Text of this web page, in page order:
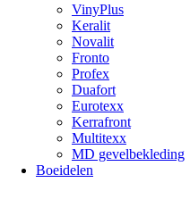
VinyPlus
Keralit
Novalit
Fronto
Profex
Duafort
Eurotexx
Kerrafront
Multitexx
MD gevelbekleding
Boeidelen